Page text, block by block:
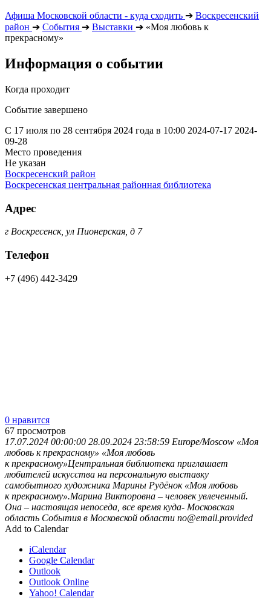
Афиша Московской области - куда сходить ➔ Воскресенский
район ➔ События ➔ Выставки ➔ «Моя любовь к
прекрасному»
Информация о событии
Когда проходит
Событие завершено
С 17 июля по 28 сентября 2024 года в 10:00 2024-07-17 2024-
09-28
Место проведения
Не указан
Воскресенский район
Воскресенская центральная районная библиотека
Адрес
г Воскресенск, ул Пионерская, д 7
Телефон
+7 (496) 442-3429
0 нравится
67 просмотров
17.07.2024 00:00:00 28.09.2024 23:58:59 Europe/Moscow «Моя
любовь к прекрасному» «Моя любовь
к прекрасному»Центральная библиотека приглашает
любителей искусства на персональную выставку
самобытного художника Марины Рудёнок «Моя любовь
к прекрасному».Марина Викторовна – человек увлеченный.
Она – настоящая непоседа, все время куда- Московская
область События в Московской области no@email.provided
Add to Calendar
iCalendar
Google Calendar
Outlook
Outlook Online
Yahoo! Calendar